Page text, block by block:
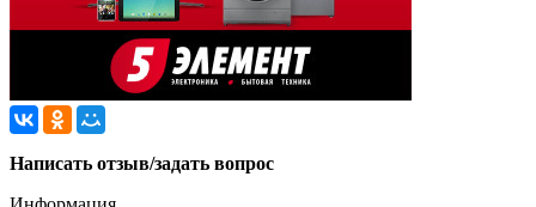
Написать отзыв/задать вопрос